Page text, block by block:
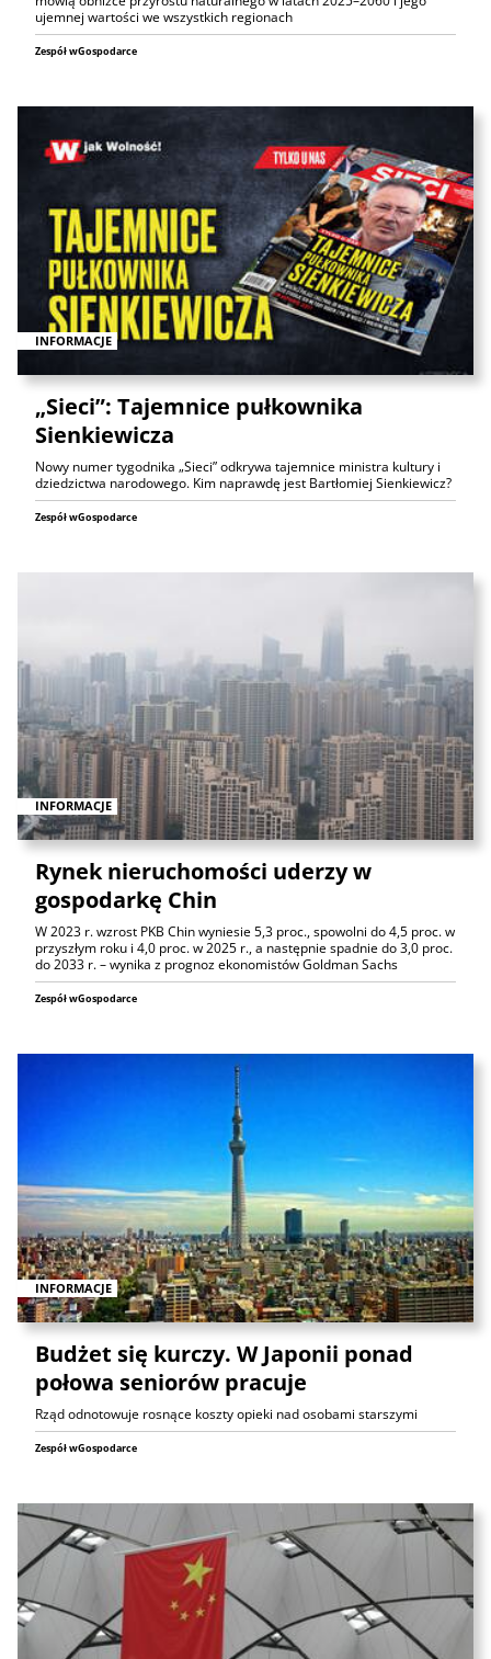
ujemnej wartości we wszystkich regionach
Zespół wGospodarce
INFORMACJE
„Sieci”: Tajemnice pułkownika
Sienkiewicza
Nowy numer tygodnika „Sieci” odkrywa tajemnice ministra kultury i
dziedzictwa narodowego. Kim naprawdę jest Bartłomiej Sienkiewicz?
Zespół wGospodarce
INFORMACJE
Rynek nieruchomości uderzy w
gospodarkę Chin
W 2023 r. wzrost PKB Chin wyniesie 5,3 proc., spowolni do 4,5 proc. w
przyszłym roku i 4,0 proc. w 2025 r., a następnie spadnie do 3,0 proc.
do 2033 r. – wynika z prognoz ekonomistów Goldman Sachs
Zespół wGospodarce
INFORMACJE
Budżet się kurczy. W Japonii ponad
połowa seniorów pracuje
Rząd odnotowuje rosnące koszty opieki nad osobami starszymi
Zespół wGospodarce